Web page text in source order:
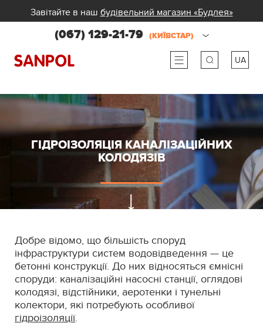
Завітайте в наш будівельний магазин «Будлея»
(067) 129-21-79 (КИЇВСТАР)
UA
ua
ГІДРОІЗОЛЯЦІЯ КАНАЛІЗАЦІЙНИХ
КОЛОДЯЗІВ
Добре відомо, що більшість споруд
інфраструктури систем водовідведення — це
бетонні конструкції. До них відносяться ємнісні
споруди: каналізаційні насосні станції, оглядові
колодязі, відстійники, аеротенки і тунельні
колектори, які потребують особливої
гідроізоляції.